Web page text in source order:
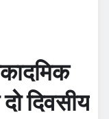
दिवसीय